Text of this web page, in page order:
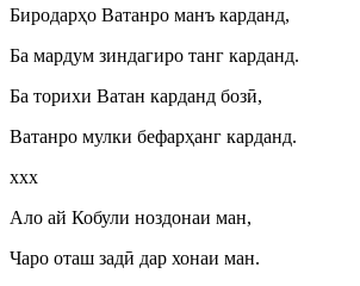
Биродарҳо Ватанро манъ карданд,
Ба мардум зиндагиро танг карданд.
Ба торихи Ватан карданд бозӣ,
Ватанро мулки бефарҳанг карданд.
ххх
Ало ай Кобули ноздонаи ман,
Чаро оташ задӣ дар хонаи ман.